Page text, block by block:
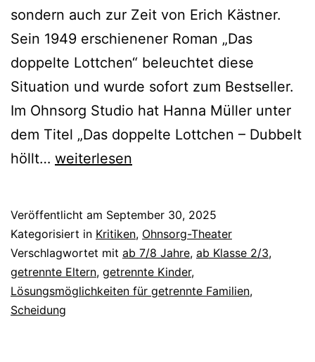
sondern auch zur Zeit von Erich Kästner.
Sein 1949 erschienener Roman „Das
doppelte Lottchen“ beleuchtet diese
Situation und wurde sofort zum Bestseller.
Im Ohnsorg Studio hat Hanna Müller unter
dem Titel „Das doppelte Lottchen – Dubbelt
höllt… Das
–
Dubbelt
höllt
beter
weiterlesen
Veröffentlicht am September 30, 2025
Kategorisiert in Kritiken, Ohnsorg-Theater
Verschlagwortet mit ab 7/8 Jahre, ab Klasse 2/3,
getrennte Eltern, getrennte Kinder,
Lösungsmöglichkeiten für getrennte Familien,
Scheidung